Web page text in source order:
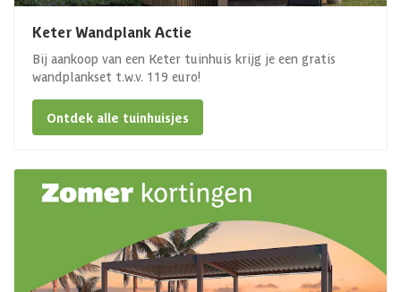
Keter Wandplank Actie
Bij aankoop van een Keter tuinhuis krijg je een gratis
wandplankset t.w.v. 119 euro!
Ontdek alle tuinhuisjes